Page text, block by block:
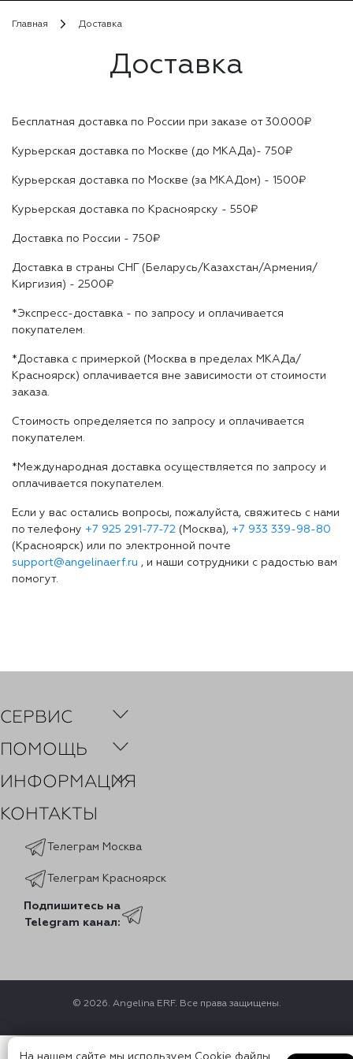
Главная Доставка
Доставка
Бесплатная доставка по России при заказе от 30.000₽
Курьерская доставка по Москве (до МКАДа)- 750₽
Курьерская доставка по Москве (за МКАДом) - 1500₽
Курьерская доставка по Красноярску - 550₽
Доставка по России - 750₽
Доставка в страны СНГ (Беларусь/Казахстан/Армения/
Киргизия) - 2500₽
*Экспресс-доставка - по запросу и оплачивается
покупателем.
*Доставка с примеркой (Москва в пределах МКАДа/
Красноярск) оплачивается вне зависимости от стоимости
заказа.
Стоимость определяется по запросу и оплачивается
покупателем.
*Международная доставка осуществляется по запросу и
оплачивается покупателем.
Если у вас остались вопросы, пожалуйста, свяжитесь с нами
по телефону +7 925 291-77-72 (Москва), +7 933 339-98-80
(Красноярск) или по электронной почте
support@angelinaerf.ru , и наши сотрудники с радостью вам
помогут.
СЕРВИС
ПОМОЩЬ
ИНФОРМАЦИЯ
КОНТАКТЫ
Телеграм Москва
Телеграм Красноярск
Подпишитесь на
Telegram канал:
© 2026. Angelina ERF. Все права защищены.
На нашем сайте мы используем Cookie файлы